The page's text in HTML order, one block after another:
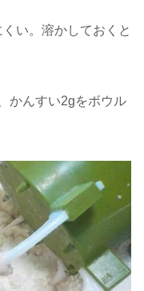
い。溶かしておくと
かんすい2gをボウル